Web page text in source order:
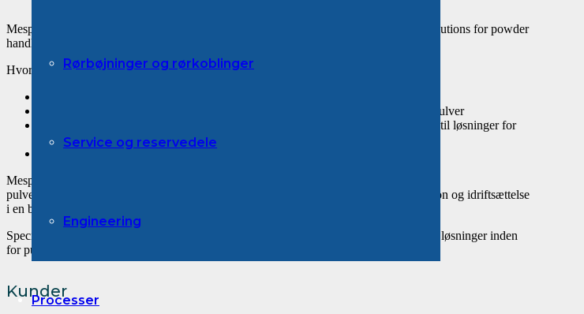
Rørbøjninger og rørkoblinger
Service og reservedele
Engineering
Processer
Mespo er en sammentrækning af sætningen “machines, components and engineered solutions for powder
handling”
Hvorfor denne kombination?
ngineered fordi mespo kan levere engineering ifb. med anlæg til håndtering af pulver
olutions, fordi mespo kan kombinere maskiner og komponenter via engineering til løsninger for
pulverhåndtering.
wder handling, fordi mespo er specialiseret i pulverhåndtering
Mespo er grundlagt af Bo Christoffersen i 2014, der med mere end 20 års baggrund i
pulverhåndteringsbranchen, har en stor erfaring og viden om pulverteknologi, installation og idriftsættelse
i en bred vifte af procestrin.
Specialet er derfor rådgivning, projektering, levering af komponenter og maskiner samt løsninger inden
for pulverhåndteringsprocesserne.
Kunder